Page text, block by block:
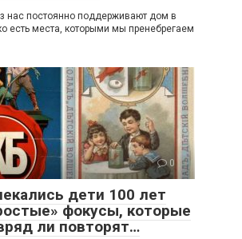
нас постоянно поддерживают дом в
есть места, которыми мы пренебрегаем
0
дети 100 лет
фокусы, которые
ли повторят…